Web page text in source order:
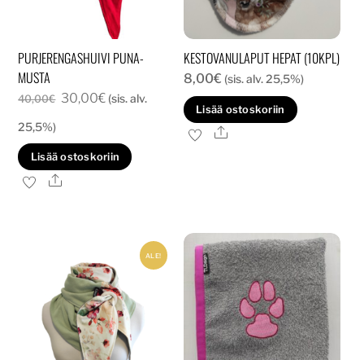
PURJERENGASHUIVI PUNA-
MUSTA
40,00€ Alkuperäinen
oli:
40,00€.
30,00€Nykyinen
on:
30,00€.
(sis. alv.
25,5%)
Lisää ostoskoriin
Ale
KESTOVANULAPUT HEPAT (10KPL)
8,00€ (sis. alv. 25,5%)
Lisää ostoskoriin
Ale
ALE!